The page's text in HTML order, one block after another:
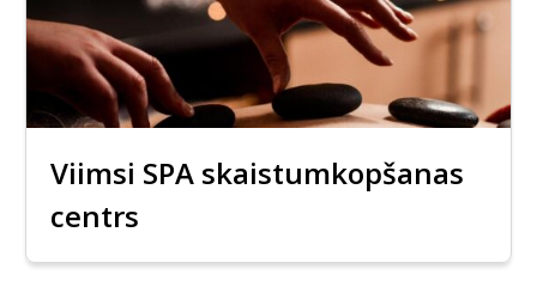
Viimsi SPA skaistumkopšanas
centrs